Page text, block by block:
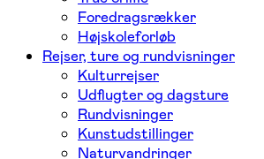
Foredragsrækker
Højskoleforløb
Rejser, ture og rundvisninger
Kulturrejser
Udflugter og dagsture
Rundvisninger
Kunstudstillinger
Naturvandringer